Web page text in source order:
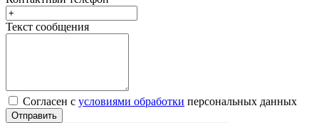
Текст сообщения
Согласен с условиями обработки персональных данных
Отправить